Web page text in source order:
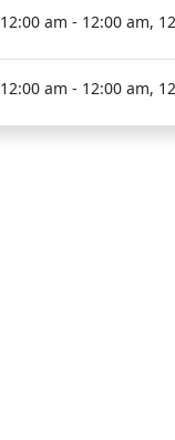
12:00 am - 12:00 am,
12:00 am - 12:00 am,